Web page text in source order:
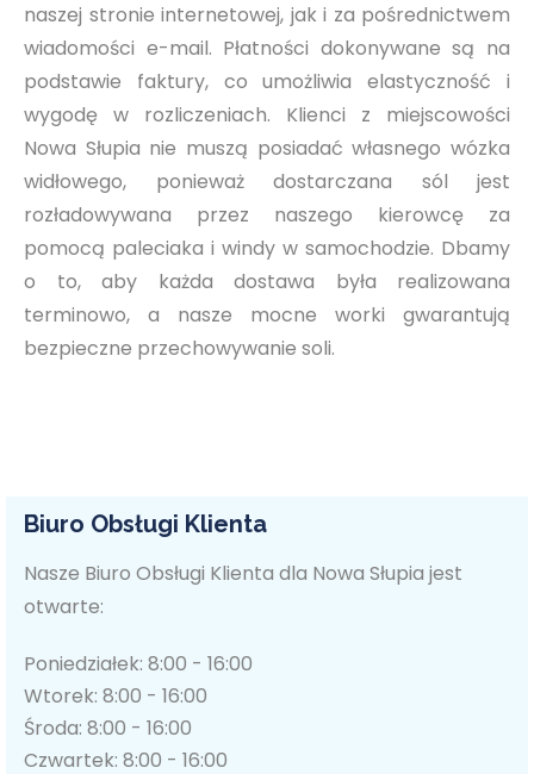
naszej stronie internetowej, jak i za pośrednictwem
wiadomości e-mail. Płatności dokonywane są na
podstawie faktury, co umożliwia elastyczność i
wygodę w rozliczeniach. Klienci z miejscowości
Nowa Słupia nie muszą posiadać własnego wózka
widłowego, ponieważ dostarczana sól jest
rozładowywana przez naszego kierowcę za
pomocą paleciaka i windy w samochodzie. Dbamy
o to, aby każda dostawa była realizowana
terminowo, a nasze mocne worki gwarantują
bezpieczne przechowywanie soli.
Biuro Obsługi Klienta
Nasze Biuro Obsługi Klienta dla Nowa Słupia jest
otwarte:
Poniedziałek: 8:00 - 16:00
Wtorek: 8:00 - 16:00
Środa: 8:00 - 16:00
Czwartek: 8:00 - 16:00